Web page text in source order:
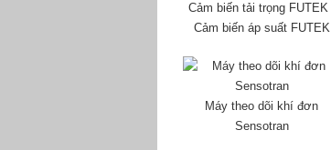
Cảm biến tải trọng FUTEK |
Cảm biến áp suất FUTEK
Máy theo dõi khí đơn
Sensotran